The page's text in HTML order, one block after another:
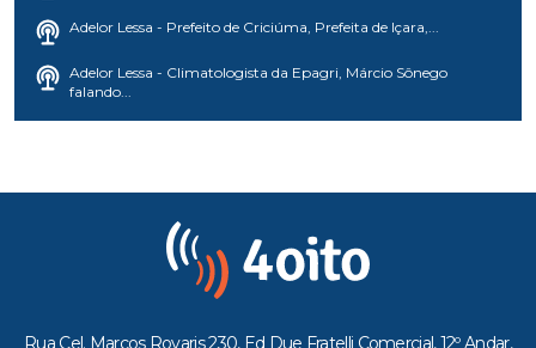
Adelor Lessa - Prefeito de Criciúma, Prefeita de Içara,...
Adelor Lessa - Climatologista da Epagri, Márcio Sônego
falando...
Rua Cel. Marcos Rovaris 230, Ed Due Fratelli Comercial, 12º Andar,